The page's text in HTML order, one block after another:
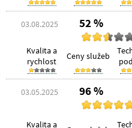
03.08.2025 52 %
Kvalita a
rychlost
Ceny služeb
03.05.2025 96 %
Kvalita a